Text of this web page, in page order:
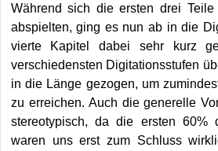
Während sich die ersten drei
abspielten, ging es nun ab in die
vierte Kapitel dabei sehr kurz
verschiedensten Digitationsstufen
in die Länge gezogen, um
zu erreichen. Auch die generelle
stereotypisch, da die ersten 60%
waren uns erst zum Schluss